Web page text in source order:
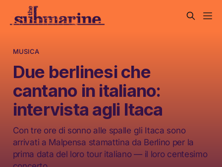
MUSICA
Due berlinesi che
cantano in italiano:
intervista agli Itaca
Con tre ore di sonno alle spalle gli Itaca sono
arrivati a Malpensa stamattina da Berlino per la
prima data del loro tour italiano — il loro centesimo